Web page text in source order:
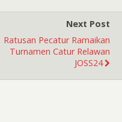
Next Post
Ratusan Pecatur Ramaikan
Turnamen Catur Relawan
JOSS24